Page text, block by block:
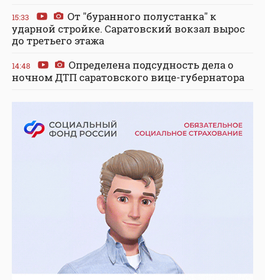
15:33
От "буранного полустанка" к
ударной стройке. Саратовский вокзал вырос
до третьего этажа
14:48
Определена подсудность дела о
ночном ДТП саратовского вице-губернатора